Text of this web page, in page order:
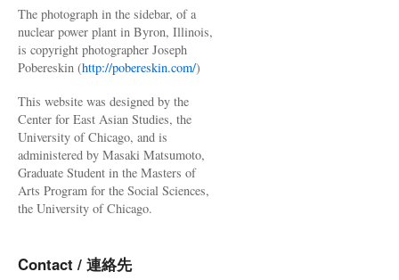
The photograph in the sidebar, of a
nuclear power plant in Byron, Illinois,
is copyright photographer Joseph
Pobereskin (http://pobereskin.com/)
This website was designed by the
Center for East Asian Studies, the
University of Chicago, and is
administered by Masaki Matsumoto,
Graduate Student in the Masters of
Arts Program for the Social Sciences,
the University of Chicago.
Contact / 連絡先